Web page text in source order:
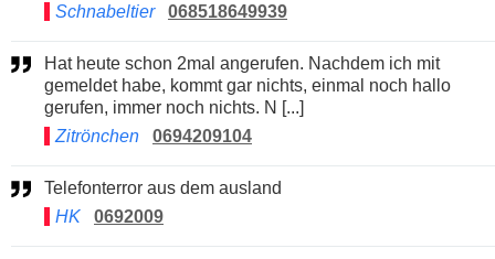
Schnabeltier
068518649939
Hat heute schon 2mal angerufen. Nachdem ich mit
gemeldet habe, kommt gar nichts, einmal noch hallo
gerufen, immer noch nichts. N [...]
Zitrönchen
0694209104
Telefonterror aus dem ausland
HK
0692009